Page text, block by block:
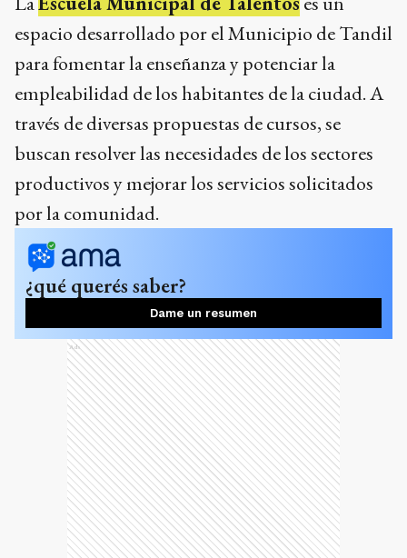
espacio desarrollado por el Municipio de Tandil
para fomentar la enseñanza y potenciar la
empleabilidad de los habitantes de la ciudad. A
través de diversas propuestas de cursos, se
buscan resolver las necesidades de los sectores
productivos y mejorar los servicios solicitados
por la comunidad.
¿qué querés saber?
Dame un resumen
Ads